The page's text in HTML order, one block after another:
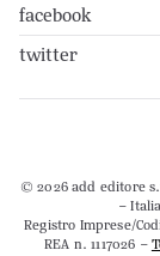
facebook
twitter
© 2026 add editore
–
Registro Imprese/
REA n. 1117026 –